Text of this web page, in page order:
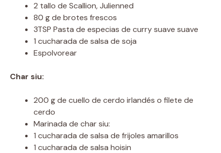
2 tallo de Scallion, Julienned
80 g de brotes frescos
3TSP Pasta de especias de curry suave suave
1 cucharada de salsa de soja
Espolvorear
Char siu:
200 g de cuello de cerdo irlandés o filete de
cerdo
Marinada de char siu:
1 cucharada de salsa de frijoles amarillos
1 cucharada de salsa hoisin